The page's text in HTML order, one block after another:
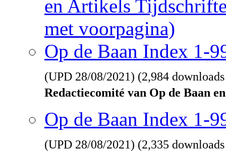
en Artikels
met voorpagina)
Op de Baan Index 1-
(UPD 28/08/2021) (2,984
Redactiecomité van Op de Baan
Op de Baan Index 1-
(UPD 28/08/2021) (2,335